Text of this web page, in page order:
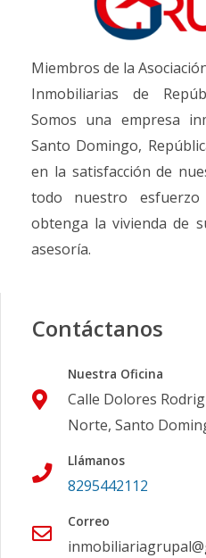
Miembros de la
Inmobiliarias de
Somos una empresa
Santo Domingo,
en la satisfacción de
todo nuestro
obtenga la vivienda de
asesoría.
Contáctanos
Nuestra Oficina
Calle Dolores
Norte, Santo
Llámanos
8295442112
Correo